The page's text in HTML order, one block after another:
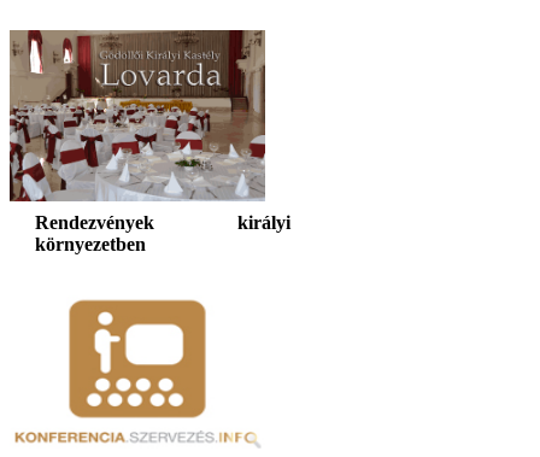
Rendezvények királyi
környezetben